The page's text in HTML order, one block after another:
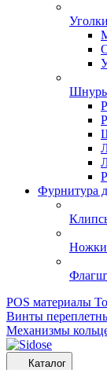
Шнуры
Фурнитура
Ножки
POS материалы
Винты
Механизмы
Каталог